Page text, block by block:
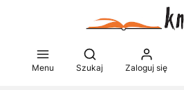
Menu
Otwórz wyszukiwarkę
Szukaj Zaloguj się